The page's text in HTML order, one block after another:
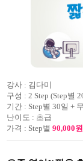
강사 : 김다미
구성 : 2 Step (Step별
기간 : Step별 30일 +
난이도 : 초급
가격 : Step별 90,000원